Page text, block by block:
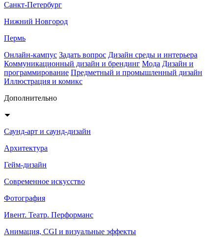
Санкт-Петербург
Нижний Новгород
Пермь
Онлайн-кампус Задать вопрос Дизайн среды и интерьера
Коммуникационный дизайн и брендинг Мода Дизайн и
программирование Предметный и промышленный дизайн
Иллюстрация и комикс
Дополнительно
Саунд-арт и саунд-дизайн
Архитектура
Гейм-дизайн
Современное искусство
Фотография
Ивент. Театр. Перформанс
Анимация, CGI и визуальные эффекты